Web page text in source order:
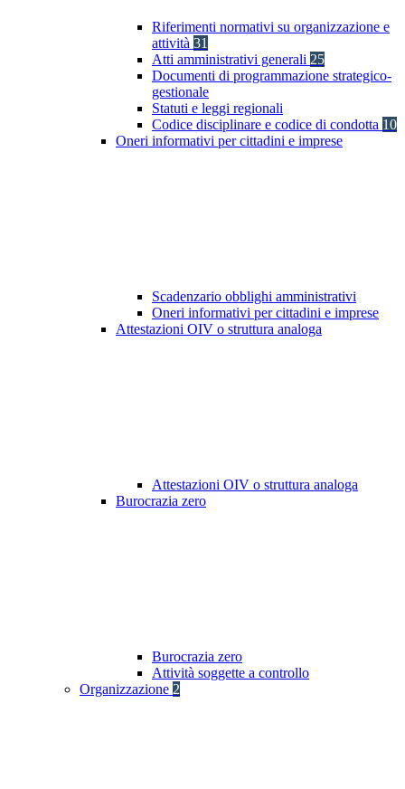
Riferimenti normativi su organizzazione e
attività 31
Atti amministrativi generali 25
Documenti di programmazione strategico-
gestionale
Statuti e leggi regionali
Codice disciplinare e codice di condotta 10
Oneri informativi per cittadini e imprese
Scadenzario obblighi amministrativi
Oneri informativi per cittadini e imprese
Attestazioni OIV o struttura analoga
Attestazioni OIV o struttura analoga
Burocrazia zero
Burocrazia zero
Attività soggette a controllo
Organizzazione 2